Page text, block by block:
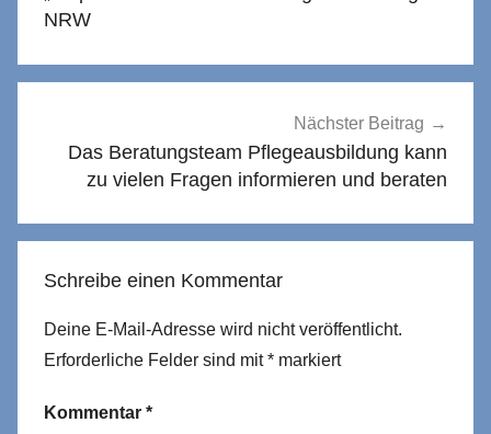
NRW
Nächster Beitrag
Das Beratungsteam Pflegeausbildung kann
zu vielen Fragen informieren und beraten
Schreibe einen Kommentar
Deine E-Mail-Adresse wird nicht veröffentlicht.
Erforderliche Felder sind mit* markiert
Kommentar *